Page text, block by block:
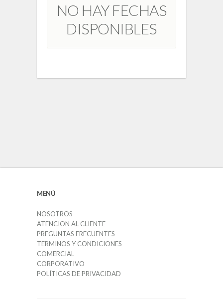
NO HAY FECHAS
DISPONIBLES
MENÚ
NOSOTROS
ATENCION AL CLIENTE
PREGUNTAS FRECUENTES
TERMINOS Y CONDICIONES
COMERCIAL
CORPORATIVO
POLÍTICAS DE PRIVACIDAD